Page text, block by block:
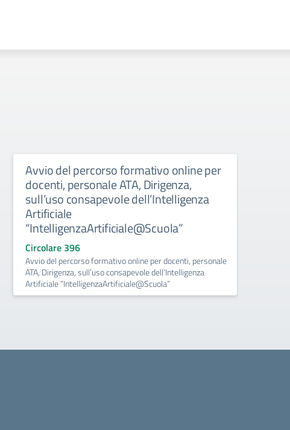
Avvio del percorso formativo online per
docenti, personale ATA, Dirigenza,
sull’uso consapevole dell’Intelligenza
Artificiale
“IntelligenzaArtificiale@Scuola”
Circolare 396
Avvio del percorso formativo online per docenti, personale
ATA, Dirigenza, sull’uso consapevole dell'Intelligenza
Artificiale “IntelligenzaArtificiale@Scuola”